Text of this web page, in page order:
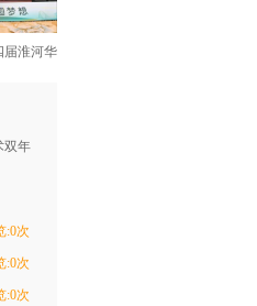
届淮河华
双年
:0次
:0次
:0次